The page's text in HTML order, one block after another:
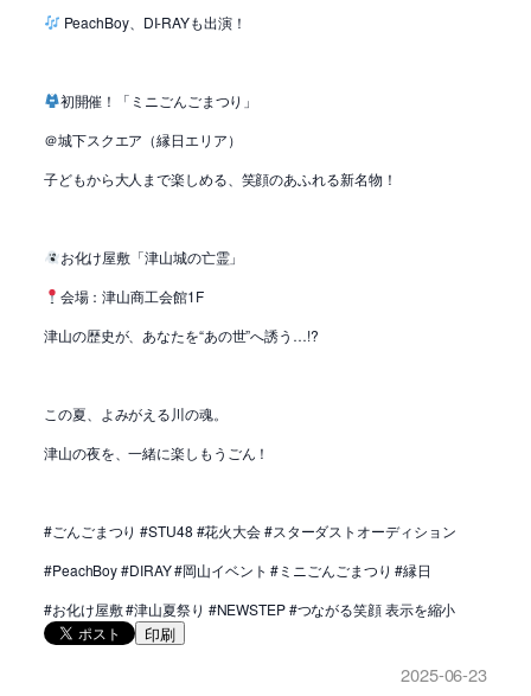
PeachBoy、DI-RAYも出演！
初開催！「ミニごんごまつり」
＠城下スクエア（縁日エリア）
子どもから大人まで楽しめる、笑顔のあふれる新名物！
お化け屋敷「津山城の亡霊」
会場：津山商工会館1F
津山の歴史が、あなたを“あの世”へ誘う…!?
この夏、よみがえる川の魂。
津山の夜を、一緒に楽しもうごん！
#ごんごまつり #STU48 #花火大会 #スターダストオーディション
#PeachBoy #DIRAY #岡山イベント #ミニごんごまつり #縁日
#お化け屋敷 #津山夏祭り #NEWSTEP #つながる笑顔 表示を縮小
印刷
2025-06-23